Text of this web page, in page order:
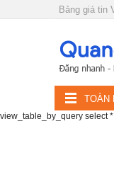
Bảng giá tin
DANH
Nội, ngoại thất
Đồ gia dụng
Điện thoại, Viễn
Nhà và Đất
TOÀN
view_table_by_query select